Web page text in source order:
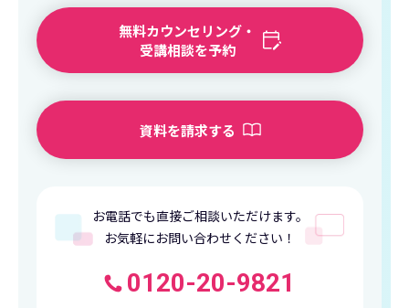
無料カウンセリング・
受講相談を予約
資料を請求する
お電話でも直接ご相談いただけます。
お気軽にお問い合わせください！
0120-20-9821